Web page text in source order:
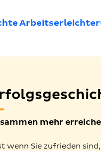
mehr
wenn Sie zufrieden